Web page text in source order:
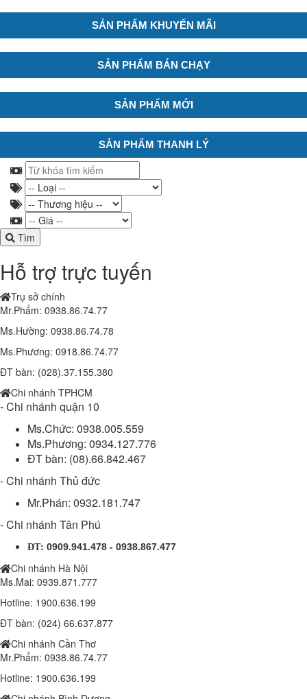
SẢN PHẨM KHUYẾN MÃI
SẢN PHẨM BÁN CHẠY
SẢN PHẨM MỚI
SẢN PHẨM THANH LÝ
Tìm
Hỗ trợ trực tuyến
Trụ sở chính
Mr.Phẩm: 0938.86.74.77
Ms.Hường: 0938.86.74.78
Ms.Phương: 0918.86.74.77
ĐT bàn: (028).37.155.380
Chi nhánh TPHCM
-Chi nhánh quận 10
Ms.Chức: 0938.005.559
Ms.Phương: 0934.127.776
ĐT bàn: (08).66.842.467
- Chi nhánh Thủ đức
Mr.Phán: 0932.181.747
- Chi nhánh Tân Phú
ĐT: 0909.941.478 - 0938.867.477
Chi nhánh Hà Nội
Ms.Mai: 0939.871.777
Hotline: 1900.636.199
ĐT bàn: (024) 66.637.877
Chi nhánh Cần Thơ
Mr.Phẩm: 0938.86.74.77
Hotline: 1900.636.199